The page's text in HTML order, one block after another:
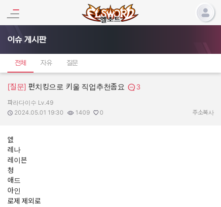
이슈 게시판
전체 자유 질문
[질문] 펀치킹으로 키울 직업추천좀요 3
작성자:
파라다이수 Lv.49
작성일:
2024.05.01 19:30
조회수:
1409
추천수:
0 주소복사
엜
레나
레이븐
청
애드
아인
로제 제외로